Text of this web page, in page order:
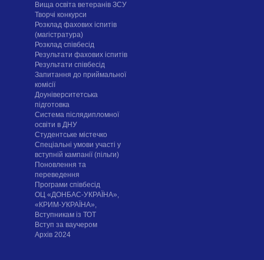
Вища освіта ветеранів ЗСУ
Творчі конкурси
Розклад фахових іспитів
(магістратура)
Розклад співбесід
Результати фахових іспитів
Результати співбесід
Запитання до приймальної
комісії
Доуніверситетська
підготовка
Система післядипломної
освіти в ДНУ
Cтудентське містечко
Спеціальні умови участі у
вступній кампанії (пільги)
Поновлення та
переведення
Програми співбесід
ОЦ «ДОНБАС-УКРАЇНА»,
«КРИМ-УКРАЇНА»,
Вступникам із ТОТ
Вступ за ваучером
Архів 2024